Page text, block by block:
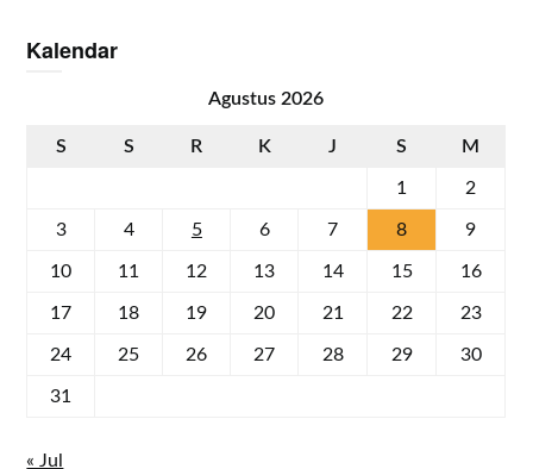
Kalendar
Agustus 2026
S S R K J S M
1 2
3 4 5 6 7 8 9
10 11 12 13 14 15 16
17 18 19 20 21 22 23
24 25 26 27 28 29 30
31
« Jul